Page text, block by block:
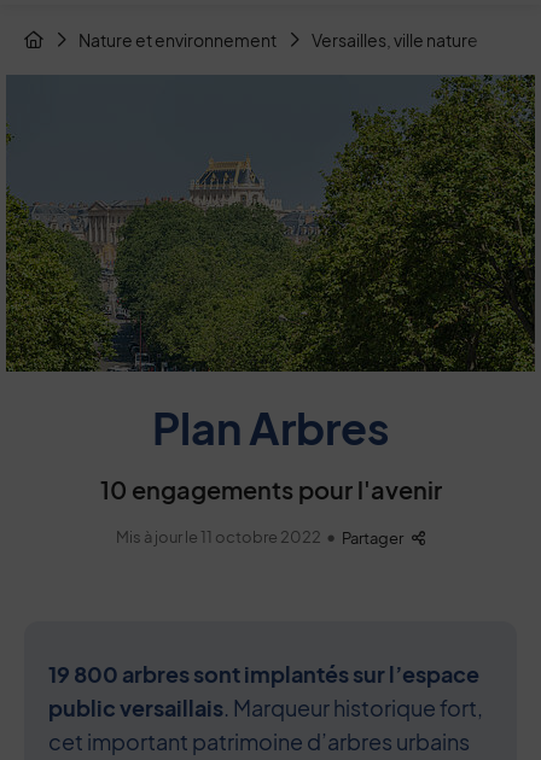
Fil d'Arianne de la page
Page d'accueil du site
Nature et environnement Versailles, ville nature
Plan Arbres
10 engagements pour l'avenir
Mis à jour le 11 octobre 2022 ● Partager Liste des liens
19 800 arbres sont implantés sur l’espace
public versaillais. Marqueur historique fort,
cet important patrimoine d’arbres urbains